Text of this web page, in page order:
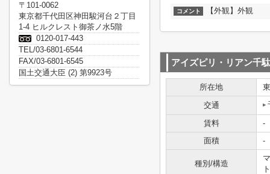
コメント 【外観】外観
アイズピリ・リアン千
所在地
交通
賃料
-
面積
-
種別/構造
ト
〒101-0062
東京都千代田区神田駿河台２丁目
1-4 ヒルクレスト御茶ノ水5階
0120-017-443
TEL/03-6801-6544
FAX/03-6801-6545
国土交通大臣 (2) 第9923号